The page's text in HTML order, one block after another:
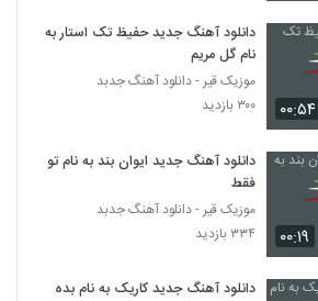
آهنگ دهناد بنام کی فکرشو میکرد
۰۰:۵۴
دانلود آهنگ جدید حفیظ تک استار به
نام گل مریم
موزیک قیر - دانلود آهنگ جدبد
۳۰۰ بازدید
۰۰:۱۹
دانلود آهنگ جدید ایوان بند به نام تو
فقط
موزیک قیر - دانلود آهنگ جدبد
۳۳۴ بازدید
دانلود آهنگ جدید کاریک به نام بده